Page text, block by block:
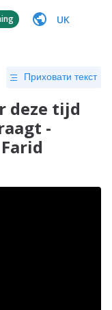
UK
Приховати текст
deze tijd
-